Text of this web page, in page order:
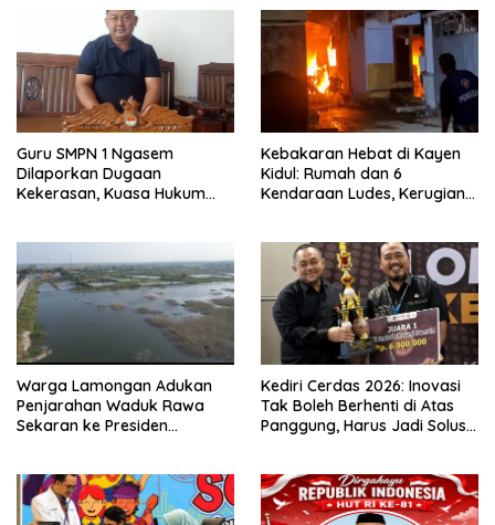
Guru SMPN 1 Ngasem
Dilaporkan Dugaan
Kekerasan, Kuasa Hukum
Kebakaran Hebat di Kayen
Kidul: Rumah dan 6
Kendaraan Ludes, Kerugian
Warga Lamongan Adukan
Penjarahan Waduk Rawa
Sekaran ke Presiden
Kediri Cerdas 2026: Inovasi
Tak Boleh Berhenti di Atas
Panggung, Harus Jadi Solusi